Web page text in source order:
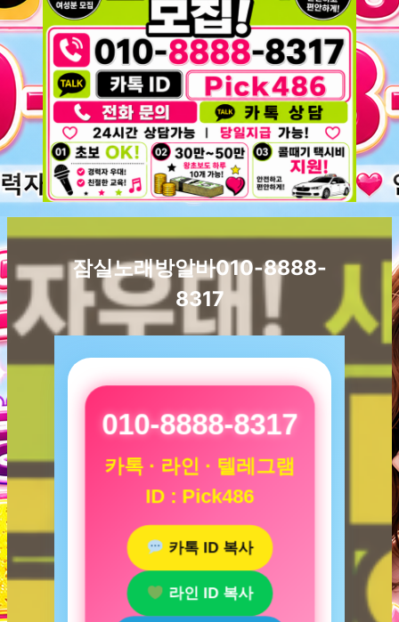
잠실노래방알바010-8888-
8317
010-8888-8317
카톡 · 라인 · 텔레그램
ID : Pick486
카톡 ID 복사
라인 ID 복사